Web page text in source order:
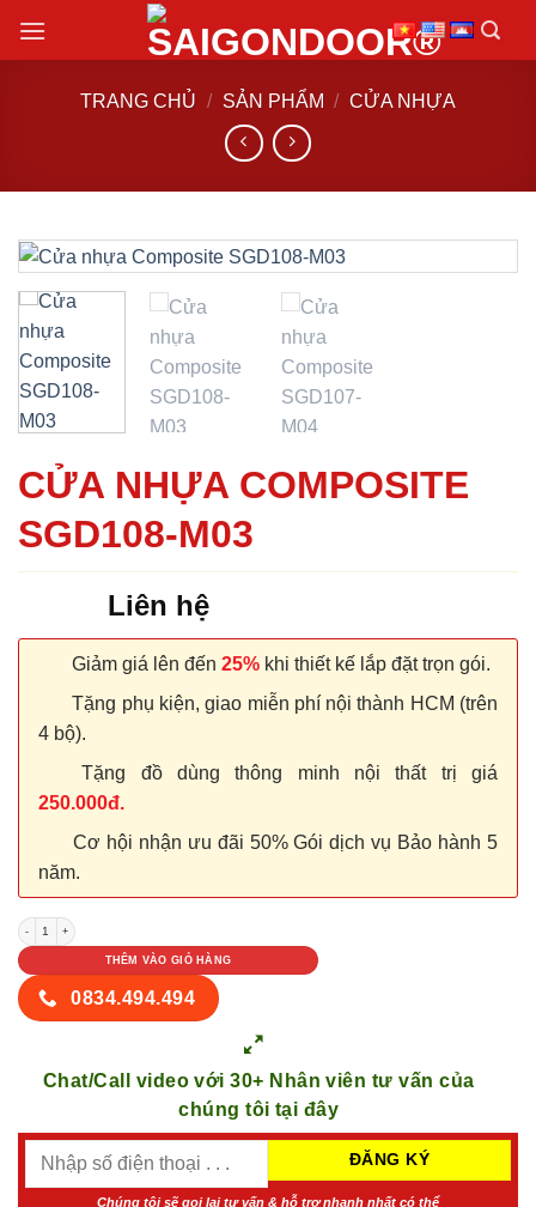
đến
TRANG CHỦ / SẢN PHẨM / CỬA NHỰA
CỬA NHỰA COMPOSITE
SGD108-M03
Liên hệ
Giảm giá lên đến 25% khi thiết kế lắp đặt trọn gói.
Tặng phụ kiện, giao miễn phí nội thành HCM (trên
4 bộ).
Tặng đồ dùng thông minh nội thất trị giá
250.000đ.
Cơ hội nhận ưu đãi 50% Gói dịch vụ Bảo hành 5
năm.
CỬA NHỰA COMPOSITE SGD108-M03 số lượng
THÊM VÀO GIỎ HÀNG
0834.494.494
Chat/Call video với 30+ Nhân viên tư vấn của
chúng tôi tại đây
Chúng tôi sẽ gọi lại tư vấn & hỗ trợ nhanh nhất có thể